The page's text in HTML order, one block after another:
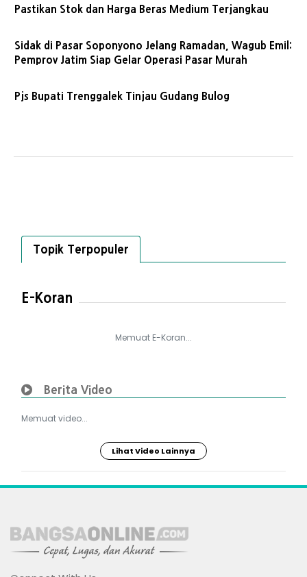
Pastikan Stok dan Harga Beras Medium Terjangkau
Sidak di Pasar Soponyono Jelang Ramadan, Wagub Emil:
Pemprov Jatim Siap Gelar Operasi Pasar Murah
Pjs Bupati Trenggalek Tinjau Gudang Bulog
Topik Terpopuler
E-Koran
Memuat E-Koran...
Berita Video
Memuat video...
Lihat Video Lainnya